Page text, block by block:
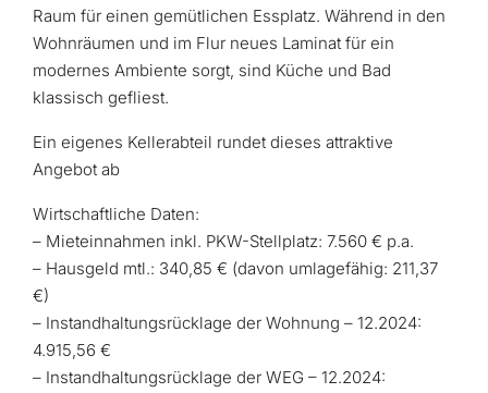
Raum für einen gemütlichen Essplatz. Während in den
Wohnräumen und im Flur neues Laminat für ein
modernes Ambiente sorgt, sind Küche und Bad
klassisch gefliest.
Ein eigenes Kellerabteil rundet dieses attraktive
Angebot ab
Wirtschaftliche Daten:
– Mieteinnahmen inkl. PKW-Stellplatz: 7.560 € p.a.
– Hausgeld mtl.: 340,85 € (davon umlagefähig: 211,37
€)
– Instandhaltungsrücklage der Wohnung – 12.2024:
4.915,56 €
– Instandhaltungsrücklage der WEG – 12.2024: